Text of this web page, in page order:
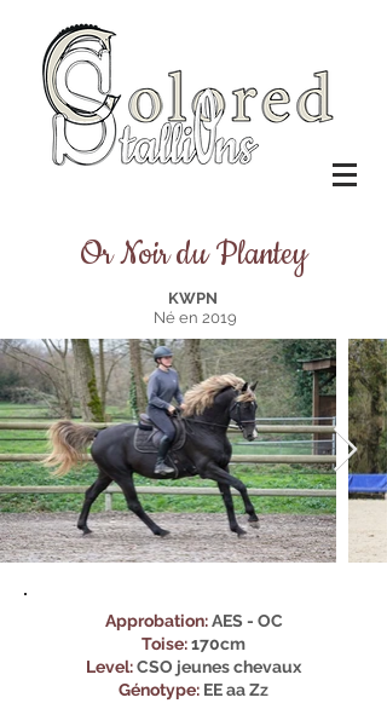
Or Noir du Plantey
KWPN
Né en 2019
Approbation: AES - OC
Toise:170cm
Level:CSO jeunes chevaux
Génotype: EE aa Zz